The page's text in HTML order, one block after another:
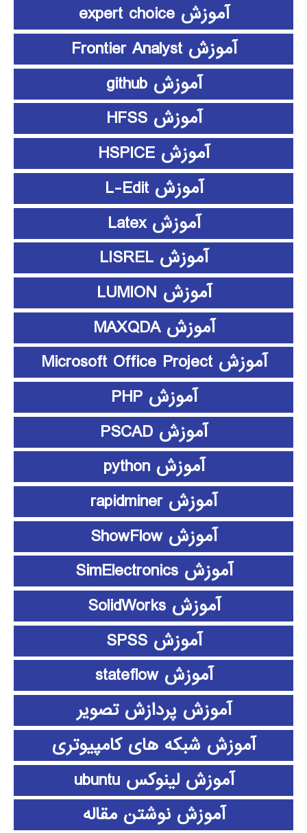
آموزش expert choice
آموزش Frontier Analyst
آموزش github
آموزش HFSS
آموزش HSPICE
آموزش L-Edit
آموزش Latex
آموزش LISREL
آموزش LUMION
آموزش MAXQDA
آموزش Microsoft Office Project
آموزش PHP
آموزش PSCAD
آموزش python
آموزش rapidminer
آموزش ShowFlow
آموزش SimElectronics
آموزش SolidWorks
آموزش SPSS
آموزش stateflow
آموزش پردازش تصویر
آموزش شبکه های کامپیوتری
آموزش لینوکس ubuntu
آموزش نوشتن مقاله